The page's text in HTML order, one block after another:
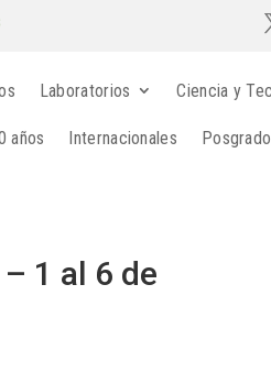
Laboratorios Ciencia y
años Internacionales
1 al 6 de